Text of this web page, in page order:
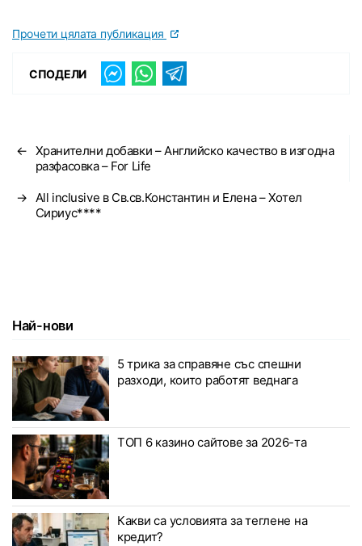
Прочети цялата публикация
СПОДЕЛИ
← Хранителни добавки – Английско качество в изгодна
разфасовка – For Life
→ All inclusive в Св.св.Константин и Елена – Хотел
Сириус****
Най-нови
5 трика за справяне със спешни
разходи, които работят веднага
ТОП 6 казино сайтове за 2026-та
Какви са условията за теглене на
кредит?